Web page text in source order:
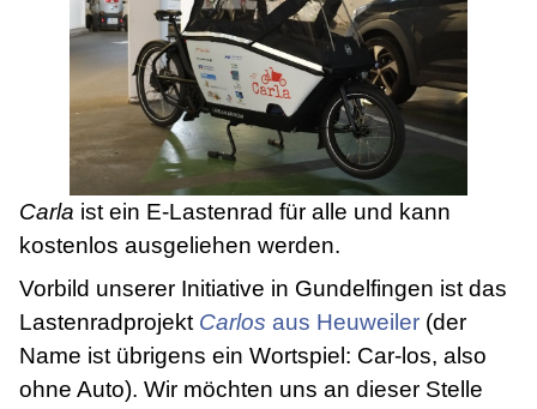
Carla ist ein E-Lastenrad für alle und kann
kostenlos ausgeliehen werden.
Vorbild unserer Initiative in Gundelfingen ist das
Lastenradprojekt Carlos aus Heuweiler (der
Name ist übrigens ein Wortspiel: Car-los, also
ohne Auto). Wir möchten uns an dieser Stelle